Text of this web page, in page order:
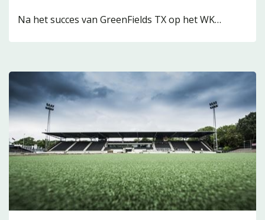
Na het succes van GreenFields TX op het WK…